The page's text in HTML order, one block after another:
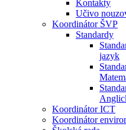
Kontakty
Učivo
Koordinátor ŠVP
Standardy
jazyk
Koordinátor ICT
Koordinátor